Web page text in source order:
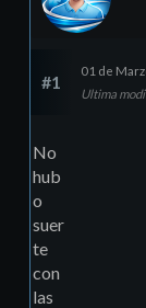
#1
01 de
Ultima
No
hub
o
suer
te
con
las